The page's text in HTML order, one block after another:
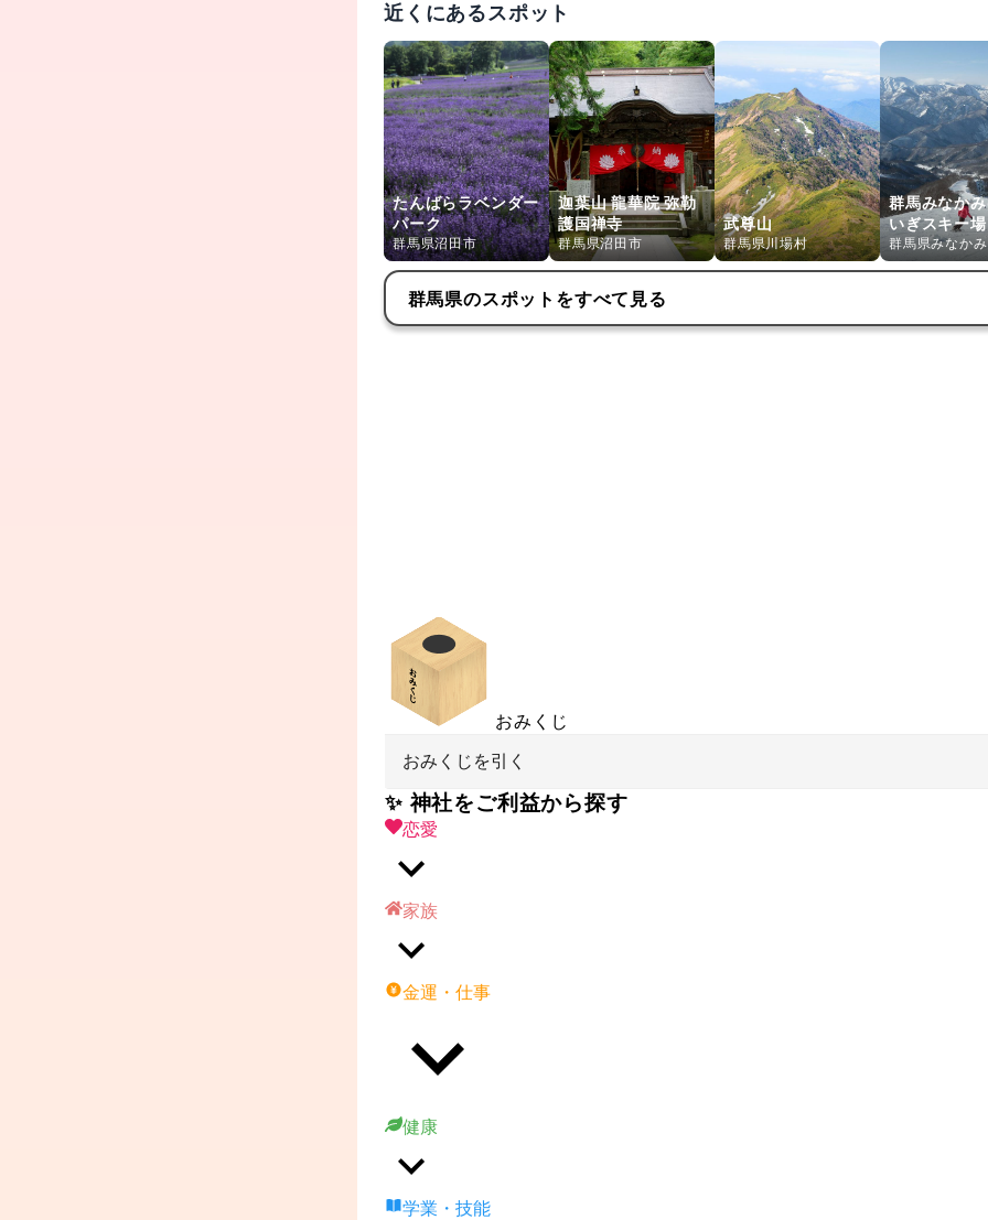
近くにあるスポット
たんばらラベンダー
パーク
群馬県沼田市
迦葉山 龍華院 弥勒
護国禅寺
群馬県沼田市
武尊山
群馬県川場村
群馬みなか
いぎスキー場
群馬県みなか
群馬県のスポットをすべて見る
おみくじ
おみくじを引く
✨ 神社をご利益から探す
恋愛
家族
金運・仕事
健康
学業・技能